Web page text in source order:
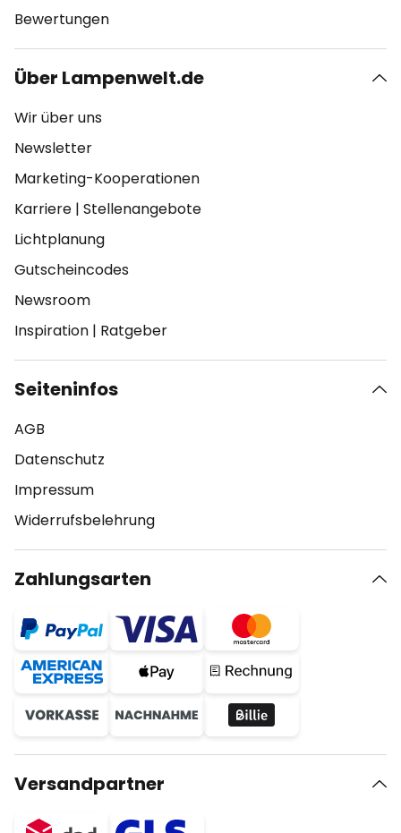
Bewertungen
Über Lampenwelt.de
Wir über uns
Newsletter
Marketing-Kooperationen
Karriere | Stellenangebote
Lichtplanung
Gutscheincodes
Newsroom
Inspiration | Ratgeber
Seiteninfos
AGB
Datenschutz
Impressum
Widerrufsbelehrung
Zahlungsarten
Versandpartner